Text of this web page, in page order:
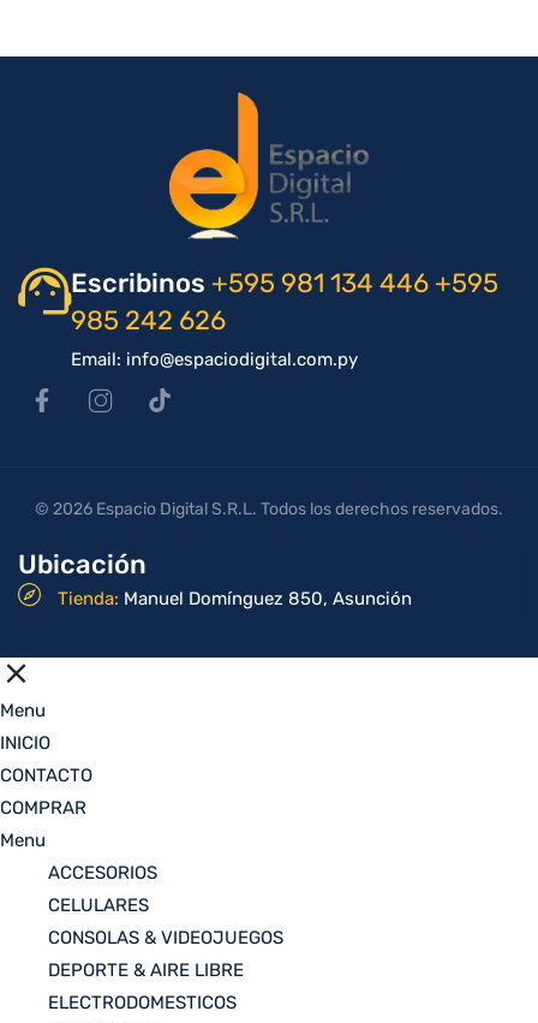
Escribinos +595 981 134 446 +595
985 242 626
Email: info@espaciodigital.com.py
Ubicación
Tienda: Manuel Domínguez 850, Asunción
© 2026 Espacio Digital S.R.L. Todos los derechos reservados.
Menu
INICIO
CONTACTO
COMPRAR
Menu
ACCESORIOS
CELULARES
CONSOLAS & VIDEOJUEGOS
DEPORTE & AIRE LIBRE
ELECTRODOMESTICOS